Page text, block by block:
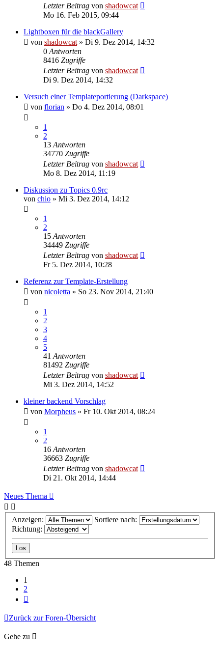
Letzter Beitrag von shadowcat
Mo 16. Feb 2015, 09:44
Lightboxen für die blackGallery
von shadowcat » Di 9. Dez 2014, 14:32
0 Antworten
8416 Zugriffe
Letzter Beitrag von shadowcat
Di 9. Dez 2014, 14:32
Versuch einer Templateportierung (Darkspace)
von florian » Do 4. Dez 2014, 08:01
1
2
13 Antworten
34770 Zugriffe
Letzter Beitrag von shadowcat
Mo 8. Dez 2014, 11:19
Diskussion zu Topics 0.9rc
von chio » Mi 3. Dez 2014, 14:12
1
2
15 Antworten
34449 Zugriffe
Letzter Beitrag von shadowcat
Fr 5. Dez 2014, 10:28
Referenz zur Template-Erstellung
von nicoletta » So 23. Nov 2014, 21:40
1
2
3
4
5
41 Antworten
81492 Zugriffe
Letzter Beitrag von shadowcat
Mi 3. Dez 2014, 14:52
kleiner backend Vorschlag
von Morpheus » Fr 10. Okt 2014, 08:24
1
2
16 Antworten
36663 Zugriffe
Letzter Beitrag von shadowcat
Di 21. Okt 2014, 14:44
Neues Thema
Anzeigen:
Sortiere nach:
Richtung:
48 Themen
1
2
Zurück zur Foren-Übersicht
Gehe zu